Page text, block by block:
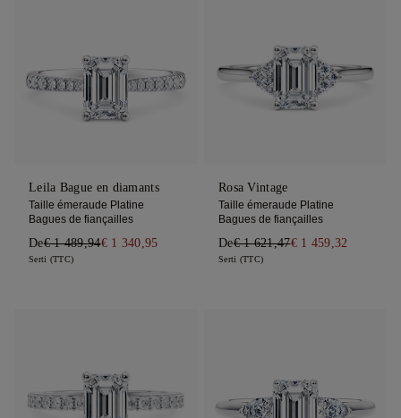
Leila Bague en diamants
Taille émeraude Platine
Bagues de fiançailles
De€ 1 489,94€ 1 340,95
Serti (TTC)
Rosa Vintage
Taille émeraude Platine
Bagues de fiançailles
De€ 1 621,47€ 1 459,32
Serti (TTC)